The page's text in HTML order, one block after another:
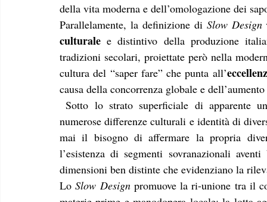
della vita moderna e dell’omologazione dei
Parallelamente, la definizione di Slow Design
culturale e distintivo della produzione
tradizioni secolari, proiettate però nella
cultura del “saper fare” che punta all’
causa della concorrenza globale e
Sotto lo strato superficiale di apparente uniformità, creato da marche globali, si nascondono
numerose differenze culturali e identità di
mai il bisogno di affermare la propria
l’esistenza di segmenti sovranazionali
dimensioni ben distinte che evidenziano la
Lo Slow Design promuove la ri-unione tra il